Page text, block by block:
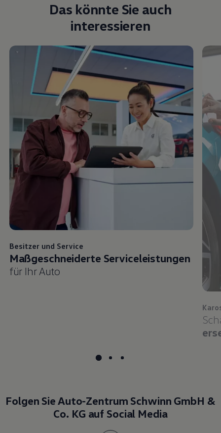
Das könnte Sie auch
interessieren
Besitzer und Service
Maßgeschneiderte Serviceleistungen
für Ihr Auto
Folgen Sie Auto-Zentrum Schwinn GmbH &
Co. KG auf Social Media